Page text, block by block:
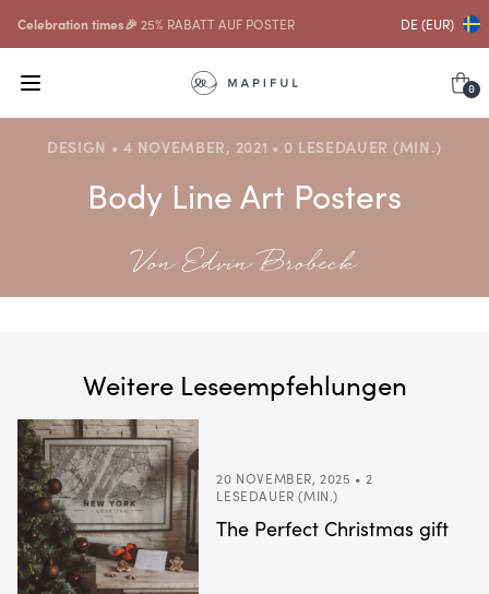
Celebration times🎉 25% RABATT AUF POSTER DE (EUR)
0
DESIGN • 4 NOVEMBER, 2021 • 0 LESEDAUER (MIN.)
Body Line Art Posters
Von Edvin Brobeck
Weitere Leseempfehlungen
20 NOVEMBER, 2025 • 2
LESEDAUER (MIN.)
The Perfect Christmas gift